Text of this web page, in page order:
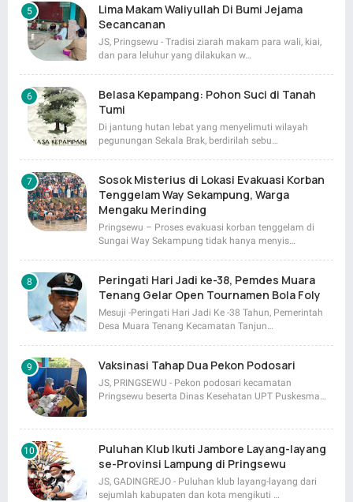
Lima Makam Waliyullah Di Bumi Jejama
Secancanan
JS, Pringsewu - Tradisi ziarah makam para wali, kiai,
dan para leluhur yang dilakukan w…
Belasa Kepampang: Pohon Suci di Tanah
Tumi
Di jantung hutan lebat yang menyelimuti wilayah
pegunungan Sekala Brak, berdirilah sebu…
Sosok Misterius di Lokasi Evakuasi Korban
Tenggelam Way Sekampung, Warga
Mengaku Merinding
Pringsewu – Proses evakuasi korban tenggelam di
Sungai Way Sekampung tidak hanya menyis…
Peringati Hari Jadi ke-38, Pemdes Muara
Tenang Gelar Open Tournamen Bola Foly
Mesuji -Peringati Hari Jadi Ke -38 Tahun, Pemerintah
Desa Muara Tenang Kecamatan Tanjun…
Vaksinasi Tahap Dua Pekon Podosari
JS, PRINGSEWU - Pekon podosari kecamatan
Pringsewu beserta Dinas Kesehatan UPT Puskesma…
Puluhan Klub Ikuti Jambore Layang-layang
se-Provinsi Lampung di Pringsewu
JS, GADINGREJO - Puluhan klub layang-layang dari
sejumlah kabupaten dan kota mengikuti …